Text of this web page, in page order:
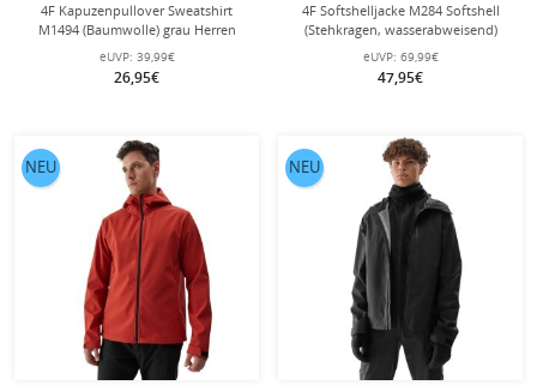
4F Kapuzenpullover Sweatshirt
M1494 (Baumwolle) grau Herren
eUVP: 39,99€
26,95€
4F Softshelljacke M284 Softshell
(Stehkragen, wasserabweisend)
schwarz Herren
eUVP: 69,99€
47,95€
NEU NEU